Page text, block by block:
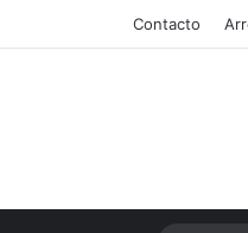
Contacto